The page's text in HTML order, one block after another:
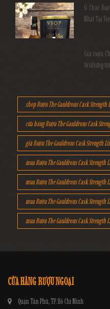
6 Chai
Nhất Tại
Giá rượu
từ những
shop Rượu The Gauldrons Cask
cửa hàng Rượu The Gauldrons Cask
giá Rượu The Gauldrons Cask Strength
mua Rượu The Gauldrons Cask Strength
mua Rượu The Gauldrons Cask
mua Rượu The Gauldrons Cask Strength
mua Rượu The Gauldrons Cask
CỬA HÀNG RƯỢU NGOẠI
Quận Tân Phú, TP. Hồ Chí Minh